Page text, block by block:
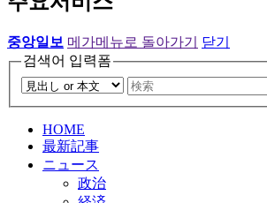
중앙일보 메가메뉴로 돌아가기
닫기
검색어 입력폼
HOME
最新記事
ニュース
政治